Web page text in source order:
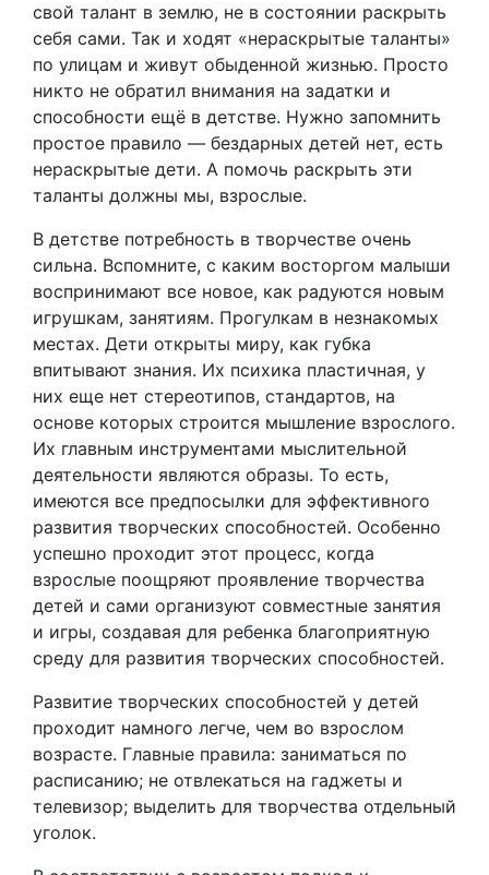
свой талант в землю, не в состоянии раскрыть
себя сами. Так и ходят «нераскрытые таланты»
по улицам и живут обыденной жизнью. Просто
никто не обратил внимания на задатки и
способности ещё в детстве. Нужно запомнить
простое правило — бездарных детей нет, есть
нераскрытые дети. А помочь раскрыть эти
таланты должны мы, взрослые.
В детстве потребность в творчестве очень
сильна. Вспомните, с каким восторгом малыши
воспринимают все новое, как радуются новым
игрушкам, занятиям. Прогулкам в незнакомых
местах. Дети открыты миру, как губка
впитывают знания. Их психика пластичная, у
них еще нет стереотипов, стандартов, на
основе которых строится мышление взрослого.
Их главным инструментами мыслительной
деятельности являются образы. То есть,
имеются все предпосылки для эффективного
развития творческих способностей. Особенно
успешно проходит этот процесс, когда
взрослые поощряют проявление творчества
детей и сами организуют совместные занятия
и игры, создавая для ребенка благоприятную
среду для развития творческих способностей.
Развитие творческих способностей у детей
проходит намного легче, чем во взрослом
возрасте. Главные правила: заниматься по
расписанию; не отвлекаться на гаджеты и
телевизор; выделить для творчества отдельный
уголок.